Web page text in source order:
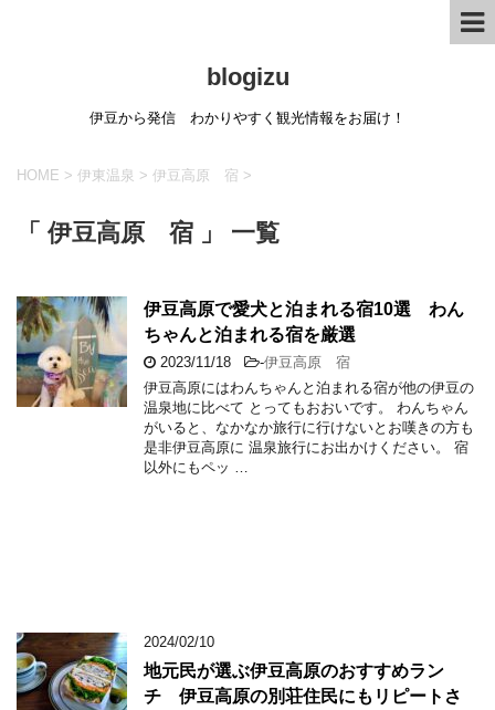
blogizu
伊豆から発信 わかりやすく観光情報をお届け！
HOME > 伊東温泉 > 伊豆高原 宿 >
「 伊豆高原 宿 」 一覧
伊豆高原で愛犬と泊まれる宿10選 わん
ちゃんと泊まれる宿を厳選
2023/11/18 -伊豆高原 宿
伊豆高原にはわんちゃんと泊まれる宿が他の伊豆の
温泉地に比べて とってもおおいです。 わんちゃん
がいると、なかなか旅行に行けないとお嘆きの方も
是非伊豆高原に 温泉旅行にお出かけください。 宿
以外にもペッ …
2024/02/10
地元民が選ぶ伊豆高原のおすすめラン
チ 伊豆高原の別荘住民にもリピートさ